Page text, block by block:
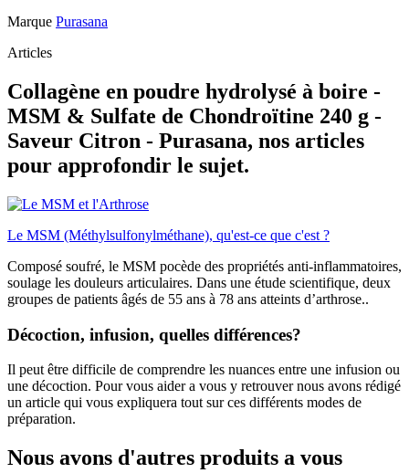
Marque Purasana
Articles
Collagène en poudre hydrolysé à boire -
MSM & Sulfate de Chondroïtine 240 g -
Saveur Citron - Purasana, nos articles
pour approfondir le sujet.
Le MSM (Méthylsulfonylméthane), qu'est-ce que c'est ?
Composé soufré, le MSM pocède des propriétés anti-inflammatoires,
soulage les douleurs articulaires. Dans une étude scientifique, deux
groupes de patients âgés de 55 ans à 78 ans atteints d’arthrose..
Décoction, infusion, quelles différences?
Il peut être difficile de comprendre les nuances entre une infusion ou
une décoction. Pour vous aider a vous y retrouver nous avons rédigé
un article qui vous expliquera tout sur ces différents modes de
préparation.
Nous avons d'autres produits a vous